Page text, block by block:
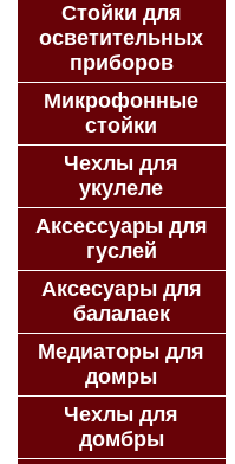
Стойки для
осветительных
приборов
Микрофонные
стойки
Чехлы для
укулеле
Аксессуары для
гуслей
Аксесуары для
балалаек
Медиаторы для
домры
Чехлы для
домбры